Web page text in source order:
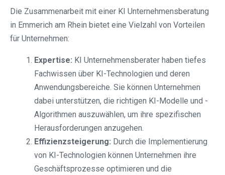
Die Zusammenarbeit mit einer KI Unternehmensberatung
in Emmerich am Rhein bietet eine Vielzahl von Vorteilen
für Unternehmen:
Expertise: KI Unternehmensberater haben tiefes
Fachwissen über KI-Technologien und deren
Anwendungsbereiche. Sie können Unternehmen
dabei unterstützen, die richtigen KI-Modelle und -
Algorithmen auszuwählen, um ihre spezifischen
Herausforderungen anzugehen.
Effizienzsteigerung: Durch die Implementierung
von KI-Technologien können Unternehmen ihre
Geschäftsprozesse optimieren und die